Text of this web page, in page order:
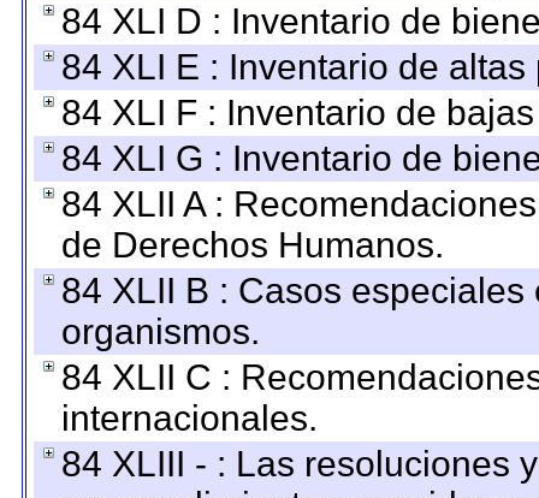
84 XLI D : Inventario de
84 XLI E : Inventario de
84 XLI F : Inventario de
84 XLI G : Inventario de
84 XLII A :
de Derechos Humanos.
84 XLII B : Casos
organismos.
84 XLII C :
internacionales.
84 XLIII - : Las resoluciones